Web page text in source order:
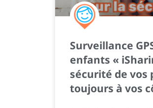
Surveillance
enfants «
sécurité de vos
toujours à vos